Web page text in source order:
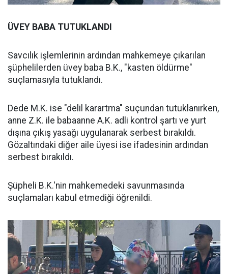
ÜVEY BABA TUTUKLANDI
Savcılık işlemlerinin ardından mahkemeye çıkarılan
şüphelilerden üvey baba B.K., "kasten öldürme"
suçlamasıyla tutuklandı.
Dede M.K. ise "delil karartma" suçundan tutuklanırken,
anne Z.K. ile babaanne A.K. adli kontrol şartı ve yurt
dışına çıkış yasağı uygulanarak serbest bırakıldı.
Gözaltındaki diğer aile üyesi ise ifadesinin ardından
serbest bırakıldı.
Şüpheli B.K.'nin mahkemedeki savunmasında
suçlamaları kabul etmediği öğrenildi.